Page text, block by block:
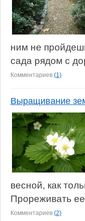
ним не
сада рядом с
Комментариев (1)
Выращивание
весной, как
Прореживать
Комментариев (2)